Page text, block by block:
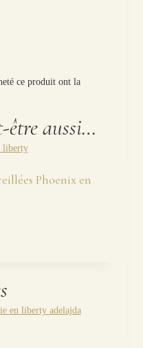
ce produit ont la
être aussi…
Phoenix en